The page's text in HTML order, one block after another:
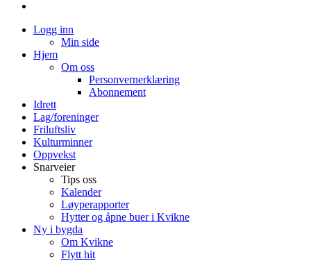
Logg inn
Min side
Hjem
Om oss
Personvernerklæring
Abonnement
Idrett
Lag/foreninger
Friluftsliv
Kulturminner
Oppvekst
Snarveier
Tips oss
Kalender
Løyperapporter
Hytter og åpne buer i Kvikne
Ny i bygda
Om Kvikne
Flytt hit